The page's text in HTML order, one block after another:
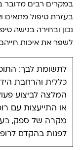
במקרים רבים מדובר
בעזרת טיפול מתאים
נכון ובחירה בגישה
לשפר את איכות
לתשומת לבך:
כללית והרחבת
המלצה לביצוע
או התייעצות עם
מקרה של ספק,
לפנות בהקדם